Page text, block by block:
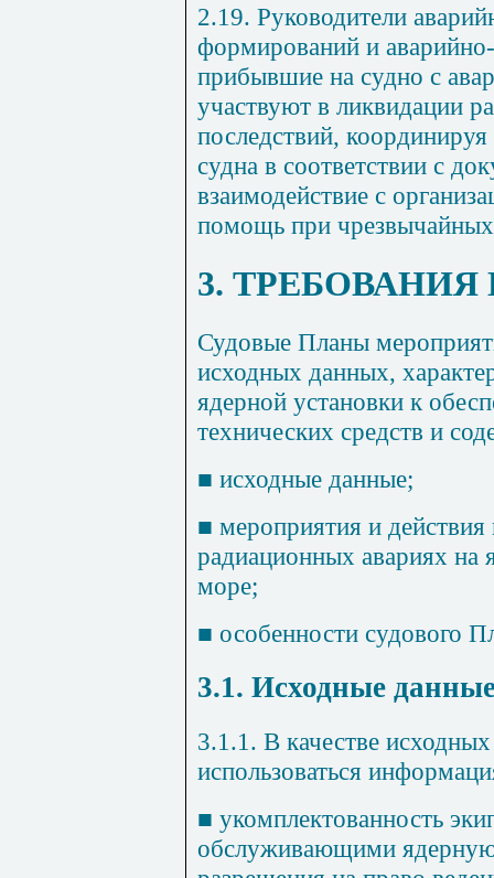
2.19. Руководители
формирований и
прибывшие на судно с
участвуют в ликвидации
последствий,
судна в соответствии с
взаимодействие с
помощь при
3.
Судовые Планы
исходных данных,
ядерной установки к
технических средств и
■ исходные данные;
■ мероприятия и
радиационных авариях на
море;
■ особенности судового
3.1. Исходные
3.1.1. В качестве
использоваться
■ укомплектованность
обслуживающими